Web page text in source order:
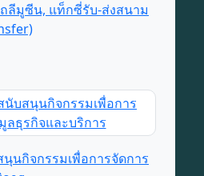
ลีมูซีน, แท็กซี่รับ-ส่งสนาม
นกิจกรรมเพื่อการจัดการ